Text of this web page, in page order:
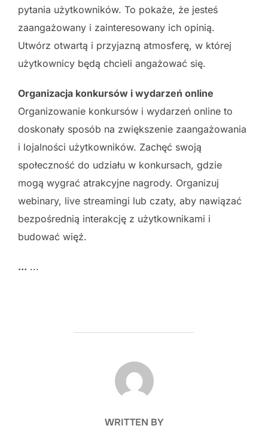
pytania użytkowników. To pokaże, że jesteś
zaangażowany i zainteresowany ich opinią.
Utwórz otwartą i przyjazną atmosferę, w której
użytkownicy będą chcieli angażować się.
Organizacja konkursów i wydarzeń online
Organizowanie konkursów i wydarzeń online to
doskonały sposób na zwiększenie zaangażowania
i lojalności użytkowników. Zachęć swoją
społeczność do udziału w konkursach, gdzie
mogą wygrać atrakcyjne nagrody. Organizuj
webinary, live streamingi lub czaty, aby nawiązać
bezpośrednią interakcję z użytkownikami i
budować więź.
... ...
POST AUTHOR
WRITTEN BY